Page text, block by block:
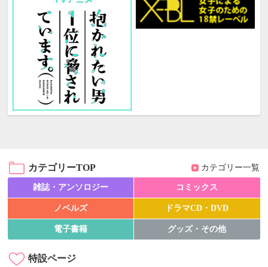
カテゴリーTOP カテゴリー一覧
雑誌・アンソロジー コミックス
ノベルズ ドラマCD・DVD
電子書籍 グッズ・その他
特設ページ